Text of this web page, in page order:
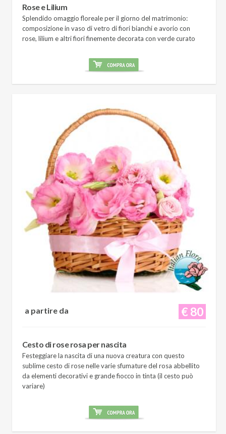
Rose e Lilium
Splendido omaggio floreale per il giorno del matrimonio:
composizione in vaso di vetro di fiori bianchi e avorio con
rose, lilium e altri fiori finemente decorata con verde curato
€ 80
a partire da
Cesto di rose rosa per nascita
Festeggiare la nascita di una nuova creatura con questo
sublime cesto di rose nelle varie sfumature del rosa abbellito
da elementi decorativi e grande fiocco in tinta (il cesto può
variare)